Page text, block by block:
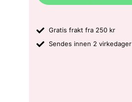
Gratis frakt fra 250 kr
Sendes innen 2 virkedager